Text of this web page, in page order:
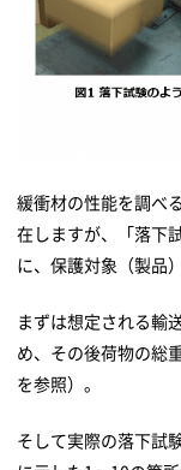
緩衝材の性能を調べ
在しますが、「落下
に、保護対象（製品
まずは想定される
め、その後荷物の総
を参照）。
そして実際の落下試